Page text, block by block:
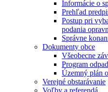
Informácie o
Prehľad
Postup pri
podania
Správne
Dokumenty obce
Všeobecne
Program
Územný plán
Verejné obstarávanie
Voľby a referendá